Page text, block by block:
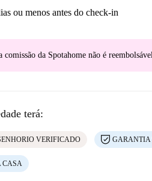
ou menos antes do check-in
comissão da Spotahome não é
terá:
VERIFICADO GARANTIA
CASA